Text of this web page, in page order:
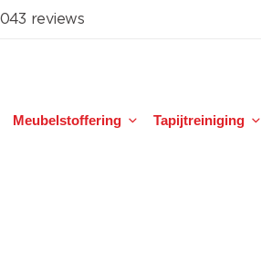
Meubelstoffering Tapijtreiniging